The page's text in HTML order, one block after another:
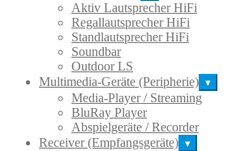
Aktiv Lautsprecher HiFi
Regallautsprecher HiFi
Standlautsprecher HiFi
Soundbar
Outdoor LS
Multimedia-Geräte (Peripherie) ▾
Media-Player / Streaming
BluRay Player
Abspielgeräte / Recorder
Receiver (Empfangsgeräte) ▾